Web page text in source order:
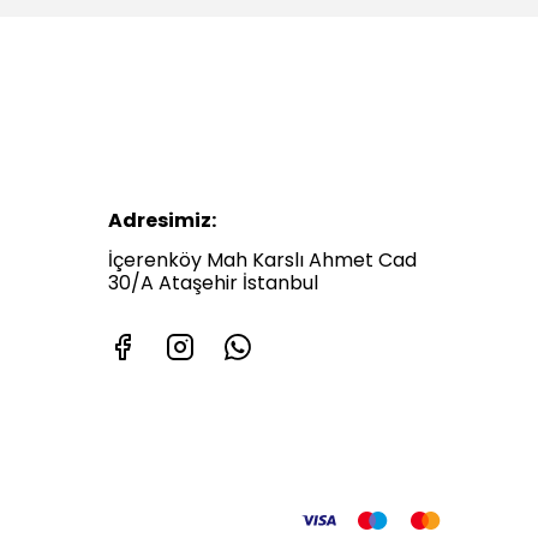
Adresimiz:
İçerenköy Mah Karslı Ahmet Cad
30/A Ataşehir İstanbul